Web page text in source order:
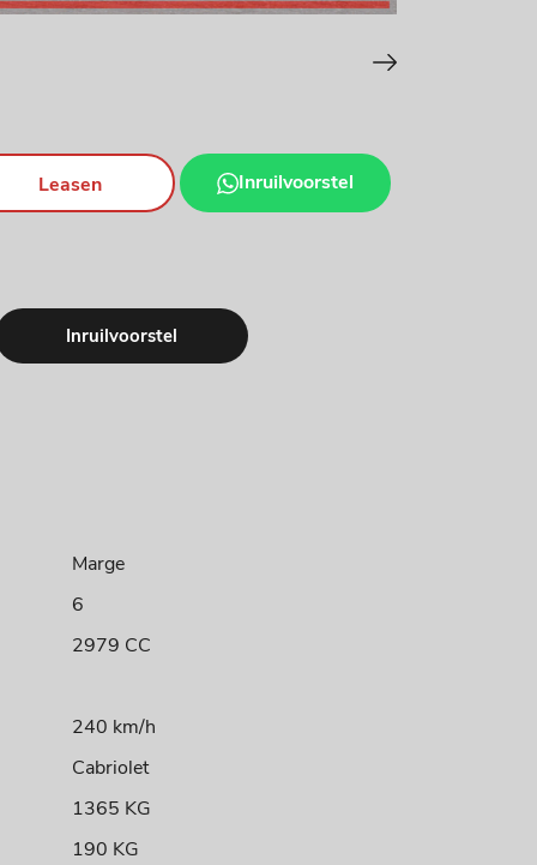
Leasen Inruilvoorstel
Inruilvoorstel
Marge
6
2979 CC
240 km/h
Cabriolet
1365 KG
190 KG